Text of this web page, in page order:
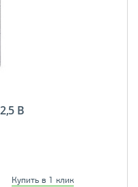
В
Купить в 1 клик